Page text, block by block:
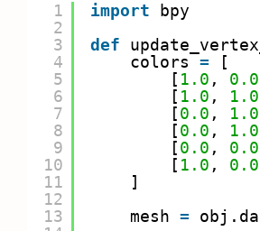
1
2
3
4
5
6
7
8
9
10
11
12
13
import
bpy
def
colors =
[
[ 1.0 , 0.0
[ 1.0 , 1.0
[0.0 , 1.0
[0.0 , 1.0
[0.0 , 0.0
[ 1.0 , 0.0
]
mesh =